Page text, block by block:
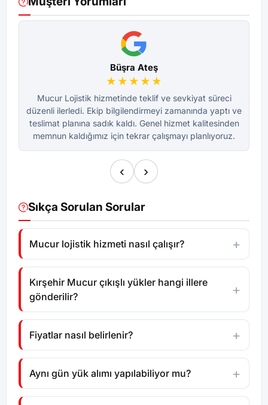
Büşra Ateş
★★★★★
Mucur Lojistik hizmetinde teklif ve sevkiyat süreci
düzenli ilerledi. Ekip bilgilendirmeyi zamanında yaptı ve
teslimat planına sadık kaldı. Genel hizmet kalitesinden
memnun kaldığımız için tekrar çalışmayı planlıyoruz.
‹ ›
Sıkça Sorulan Sorular
Mucur lojistik hizmeti nasıl çalışır?
Kırşehir Mucur çıkışlı yükler hangi illere
gönderilir?
Fiyatlar nasıl belirlenir?
Aynı gün yük alımı yapılabiliyor mu?